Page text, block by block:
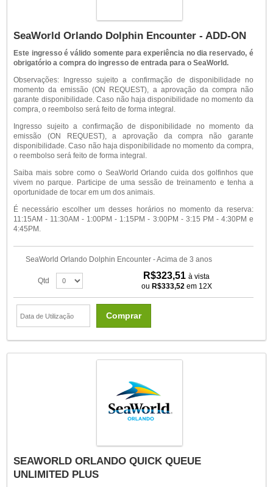
SeaWorld Orlando Dolphin Encounter - ADD-ON
Este ingresso é válido somente para experiência no dia reservado, é
obrigatório a compra do ingresso de entrada para o SeaWorld.
Observações: Ingresso sujeito a confirmação de disponibilidade no
momento da emissão (ON REQUEST), a aprovação da compra não
garante disponibilidade. Caso não haja disponibilidade no momento da
compra, o reembolso será feito de forma integral.
Ingresso sujeito a confirmação de disponibilidade no momento da
emissão (ON REQUEST), a aprovação da compra não garante
disponibilidade. Caso não haja disponibilidade no momento da compra,
o reembolso será feito de forma integral.
Saiba mais sobre como o SeaWorld Orlando cuida dos golfinhos que
vivem no parque. Participe de uma sessão de treinamento e tenha a
oportunidade de tocar em um dos animais.
É necessário escolher um desses horários no momento da reserva:
11:15AM - 11:30AM - 1:00PM - 1:15PM - 3:00PM - 3:15 PM - 4:30PM e
4:45PM.
SeaWorld Orlando Dolphin Encounter - Acima de 3 anos
Qtd R$323,51à vista
ou R$333,52em 12X
Comprar
SEAWORLD ORLANDO QUICK QUEUE
UNLIMITED PLUS